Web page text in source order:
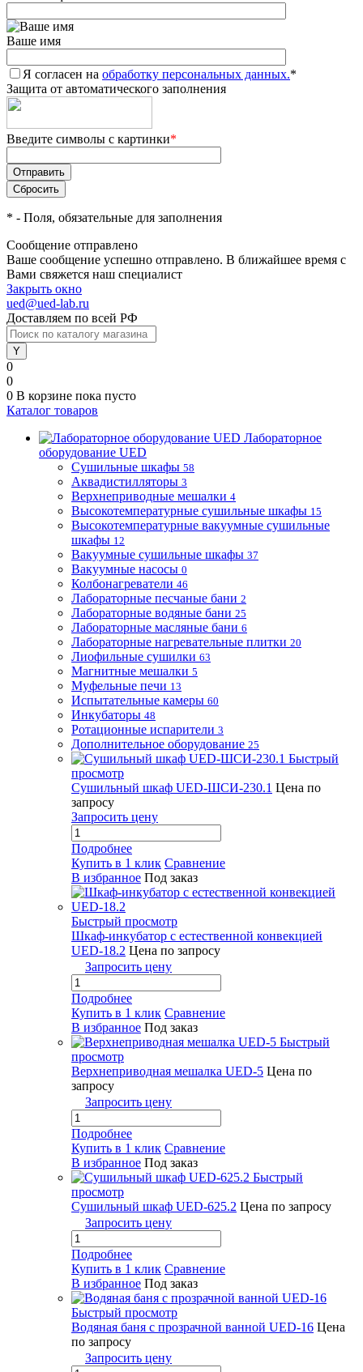
Ваше имя
Я согласен на обработку персональных данных.*
Защита от автоматического заполнения
Введите символы с картинки*
* - Поля, обязательные для заполнения
Сообщение отправлено
Ваше сообщение успешно отправлено. В ближайшее время с
Вами свяжется наш специалист
Закрыть окно
ued@ued-lab.ru
Доставляем по всей РФ
0
0
0 В корзине пока пусто
Каталог товаров
Лабораторное
оборудование UED
Сушильные шкафы 58
Аквадистилляторы 3
Верхнеприводные мешалки 4
Высокотемпературные сушильные шкафы 15
Высокотемпературные вакуумные сушильные
шкафы 12
Вакуумные сушильные шкафы 37
Вакуумные насосы 0
Колбонагреватели 46
Лабораторные песчаные бани 2
Лабораторные водяные бани 25
Лабораторные масляные бани 6
Лабораторные нагревательные плитки 20
Лиофильные сушилки 63
Магнитные мешалки 5
Муфельные печи 13
Испытательные камеры 60
Инкубаторы 48
Ротационные испарители 3
Дополнительное оборудование 25
Быстрый
просмотр
Сушильный шкаф UED-ШСИ-230.1 Цена по
запросу
Запросить цену
Подробнее
Купить в 1 клик Сравнение
В избранное Под заказ
Быстрый просмотр
Шкаф-инкубатор с естественной конвекцией
UED-18.2 Цена по запросу
Запросить цену
Подробнее
Купить в 1 клик Сравнение
В избранное Под заказ
Быстрый
просмотр
Верхнеприводная мешалка UED-5 Цена по
запросу
Запросить цену
Подробнее
Купить в 1 клик Сравнение
В избранное Под заказ
Быстрый
просмотр
Сушильный шкаф UED-625.2 Цена по запросу
Запросить цену
Подробнее
Купить в 1 клик Сравнение
В избранное Под заказ
Быстрый просмотр
Водяная баня с прозрачной ванной UED-16 Цена
по запросу
Запросить цену